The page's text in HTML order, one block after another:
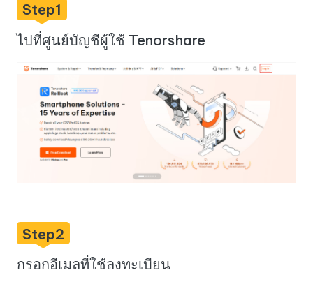
Step1
ไปที่ศูนย์บัญชีผู้ใช้ Tenorshare
Step2
กรอกอีเมลที่ใช้ลงทะเบียน